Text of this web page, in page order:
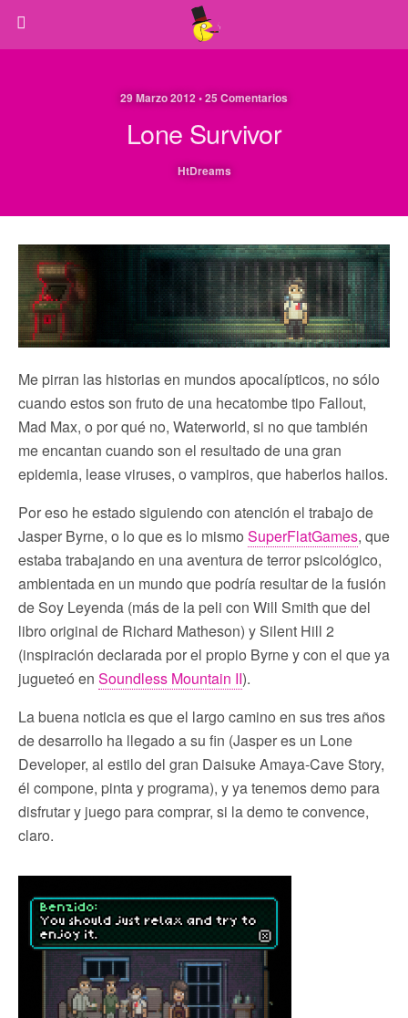
29 Marzo 2012 • 25 Comentarios
Lone Survivor
HtDreams
Me pirran las historias en mundos apocalípticos, no sólo
cuando estos son fruto de una hecatombe tipo Fallout,
Mad Max, o por qué no, Waterworld, si no que también
me encantan cuando son el resultado de una gran
epidemia, lease viruses, o vampiros, que haberlos hailos.
Por eso he estado siguiendo con atención el trabajo de
Jasper Byrne, o lo que es lo mismo SuperFlatGames, que
estaba trabajando en una aventura de terror psicológico,
ambientada en un mundo que podría resultar de la fusión
de Soy Leyenda (más de la peli con Will Smith que del
libro original de Richard Matheson) y Silent Hill 2
(inspiración declarada por el propio Byrne y con el que ya
jugueteó en Soundless Mountain II).
La buena noticia es que el largo camino en sus tres años
de desarrollo ha llegado a su fin (Jasper es un Lone
Developer, al estilo del gran Daisuke Amaya-Cave Story,
él compone, pinta y programa), y ya tenemos demo para
disfrutar y juego para comprar, si la demo te convence,
claro.